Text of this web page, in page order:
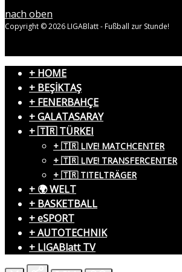
nach oben
Copyright © 2026 LIGABlatt - Fußball zur Stunde!
+ HOME
+ BEŞİKTAŞ
+ FENERBAHÇE
+ GALATASARAY
+ 🇹🇷 TÜRKEI
+ 🇹🇷 LIVE! MATCHCENTER
+ 🇹🇷 LIVE! TRANSFERCENTER
+ 🇹🇷 TITELTRÄGER
+ 🌍 WELT
+ BASKETBALL
+ eSPORT
+ AUTOTECHNIK
+ LIGABlatt TV